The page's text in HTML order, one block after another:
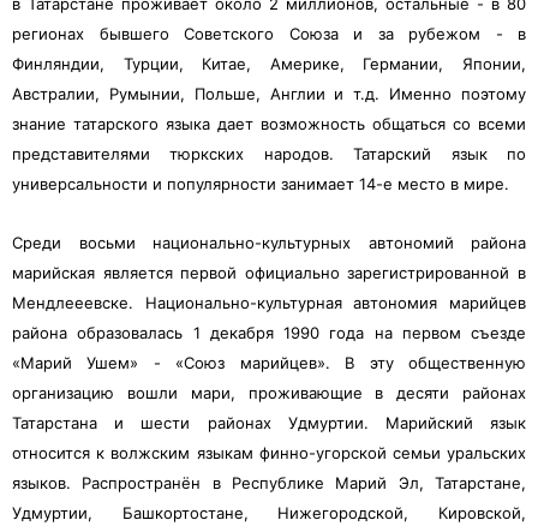
регионах бывшего Советского Союза и за рубежом - в
Финляндии, Турции, Китае, Америке, Германии, Японии,
Австралии, Румынии, Польше, Англии и т.д. Именно поэтому
знание татарского языка дает возможность общаться со всеми
представителями тюркских народов. Татарский язык по
универсальности и популярности занимает 14-е место в мире.
Среди восьми национально-культурных автономий района
марийская является первой официально зарегистрированной в
Мендлееевске. Национально-культурная автономия марийцев
района образовалась 1 декабря 1990 года на первом съезде
«Марий Ушем» - «Союз марийцев». В эту общественную
организацию вошли мари, проживающие в десяти районах
Татарстана и шести районах Удмуртии. Марийский язык
относится к волжским языкам финно-угорской семьи уральских
языков. Распространён в Республике Марий Эл, Татарстане,
Удмуртии, Башкортостане, Нижегородской, Кировской,